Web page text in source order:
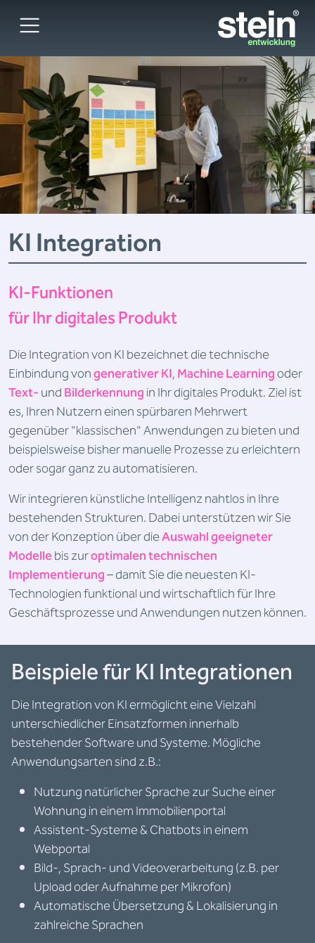
KI Integration
KI-Funktionen
für Ihr digitales Produkt
Die Integration von KI bezeichnet die technische
Einbindung vongenerativer KI,Machine Learningoder
Text-undBilderkennungin Ihr digitales Produkt. Ziel ist
es, Ihren Nutzern einen spürbaren Mehrwert
gegenüber "klassischen" Anwendungen zu bieten und
beispielsweise bisher manuelle Prozesse zu erleichtern
oder sogar ganz zu automatisieren.
Wir integrieren künstliche Intelligenz nahtlos in Ihre
bestehenden Strukturen. Dabei unterstützen wir Sie
von der Konzeption über dieAuswahl geeigneter
Modellebis zuroptimalen technischen
Implementierung– damit Sie die neuesten KI-
Technologien funktional und wirtschaftlich für Ihre
Geschäftsprozesse und Anwendungen nutzen können.
Beispiele für KI Integrationen
Die Integration von KI ermöglicht eine Vielzahl
unterschiedlicher Einsatzformen innerhalb
bestehender Software und Systeme. Mögliche
Anwendungsarten sind z.B.:
Nutzung natürlicher Sprache zur Suche einer
Wohnung in einem Immobilienportal
Assistent-Systeme & Chatbots in einem
Webportal
Bild-, Sprach- und Videoverarbeitung (z.B. per
Upload oder Aufnahme per Mikrofon)
Automatische Übersetzung & Lokalisierung in
zahlreiche Sprachen